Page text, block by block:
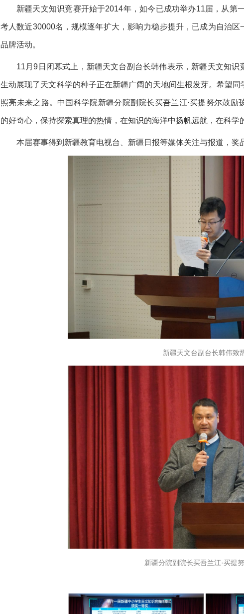
新疆天文知识竞赛开始于2014年，如今已成功举办11届，从第
考人数近30000名，规模逐年扩大，影响力稳步提升，已成为自治
品牌活动。
11月9日闭幕式上，新疆天文台副台长韩伟表示，新疆天文知
生动展现了天文科学的种子正在新疆广阔的天地间生根发芽。希望
照亮未来之路。中国科学院新疆分院副院长买吾兰江·买提努尔鼓
的好奇心，保持探索真理的热情，在知识的海洋中扬帆远航，在科学
本届赛事得到新疆教育电视台、新疆日报等媒体关注与报道，奖
新疆天文台副台长韩伟致
新疆分院副院长买吾兰江·买提